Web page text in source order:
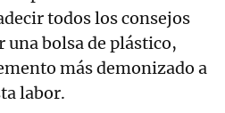
todos los consejos
una bolsa de plástico,
más demonizado a
labor.